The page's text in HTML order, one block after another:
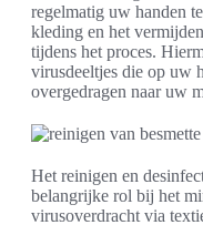
regelmatig uw handen
kleding en het
tijdens het proces.
virusdeeltjes die op uw
overgedragen naar uw
Het reinigen en
belangrijke rol bij het
virusoverdracht via